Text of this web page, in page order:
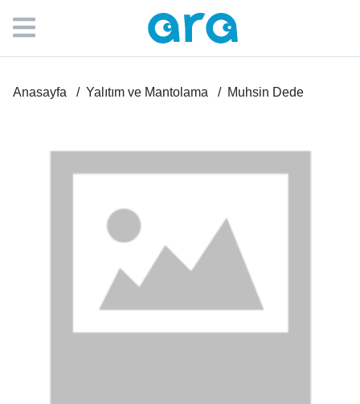
Anasayfa Yalıtım ve Mantolama Muhsin Dede